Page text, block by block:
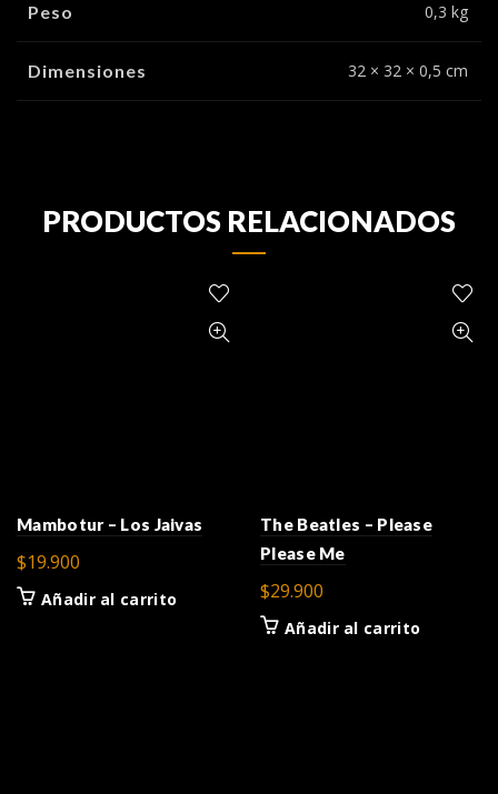
Peso 0,3 kg
Dimensiones 32 × 32 × 0,5 cm
PRODUCTOS RELACIONADOS
Mambotur – Los Jaivas
$19.900
Añadir al carrito
The Beatles – Please
Please Me
$29.900
Añadir al carrito